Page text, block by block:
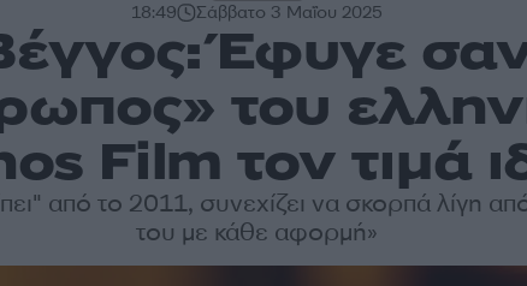
18:49 Σάββατο 3 Μαΐου 2025
Έφυγε
του
Film τον τιμά
από το 2011, συνεχίζει να σκορπά λίγη
του με κάθε αφορμή»